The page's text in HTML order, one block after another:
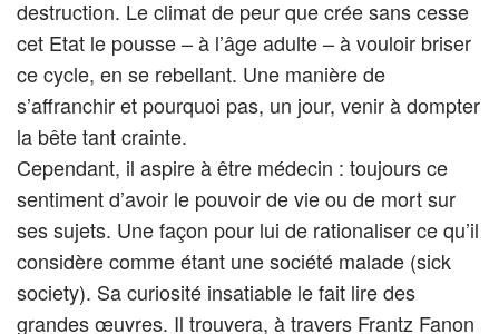
destruction. Le climat de peur que crée sans cesse
cet Etat le pousse – à l’âge adulte – à vouloir briser
ce cycle, en se rebellant. Une manière de
s’affranchir et pourquoi pas, un jour, venir à dompter
la bête tant crainte.
Cependant, il aspire à être médecin : toujours ce
sentiment d’avoir le pouvoir de vie ou de mort sur
ses sujets. Une façon pour lui de rationaliser ce qu’il
considère comme étant une société malade (sick
society). Sa curiosité insatiable le fait lire des
grandes œuvres. Il trouvera, à travers Frantz Fanon